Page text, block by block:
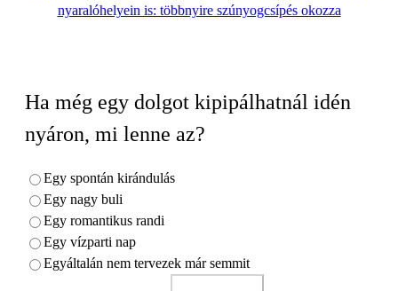
nyaralóhelyein is: többnyire szúnyogcsípés okozza
Ha még egy dolgot kipipálhatnál idén
nyáron, mi lenne az?
Egy spontán kirándulás
Egy nagy buli
Egy romantikus randi
Egy vízparti nap
Egyáltalán nem tervezek már semmit